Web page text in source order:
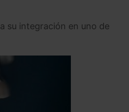
su integración en uno de